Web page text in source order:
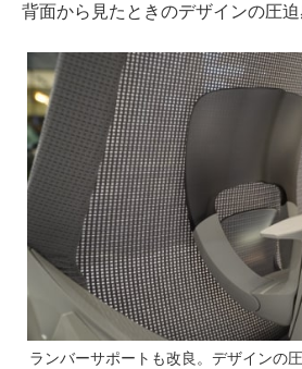
背面から見たときのデザインの圧迫
ランバーサポートも改良。デザインの